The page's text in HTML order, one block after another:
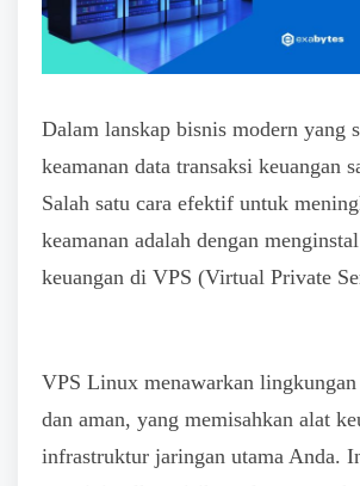
Dalam lanskap bisnis modern yang
keamanan data transaksi keuangan
Salah satu cara efektif untuk
keamanan adalah dengan
keuangan di VPS (Virtual Private
VPS Linux menawarkan
dan aman, yang memisahkan alat
infrastruktur jaringan utama Anda.